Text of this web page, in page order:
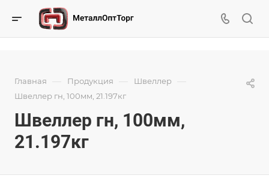
Главная — Продукция — Швеллер —
Швеллер гн, 100мм, 21.197кг
Швеллер гн, 100мм,
21.197кг